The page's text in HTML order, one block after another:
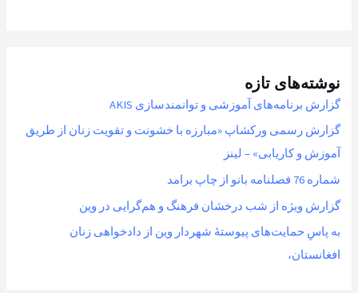
نوشته‌های تازه
گزارش برنامه‌های آموزشی و توانمندسازی AKIS
گزارش رسمی ورکشاپ «مبارزه با خشونت و تقویت زنان از طریق
آموزش و کاریابی» – لینز
شماره 76 فصلنامه بانو از چاپ برامد
گزارش ویژه از شب درخشان فرهنگ و هم‌گرایی در وین
به پاسِ حمایت‌های پیوستهٔ شهردار وین از دادخواهی زنان
افغانستان،